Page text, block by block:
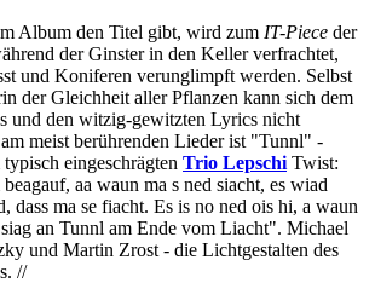
Album den Titel gibt, wird zum IT-Piece der
der Ginster in den Keller verfrachtet,
und Koniferen verunglimpft werden. Selbst
der Gleichheit aller Pflanzen kann sich dem
und den witzig-gewitzten Lyrics nicht
meist berührenden Lieder ist "Tunnl" -
eingeschrägten Trio Lepschi Twist:
aa waun ma s ned siacht, es wiad
dass ma se fiacht. Es is no ned ois hi, a waun
an Tunnl am Ende vom Liacht". Michael
und Martin Zrost - die Lichtgestalten des
//